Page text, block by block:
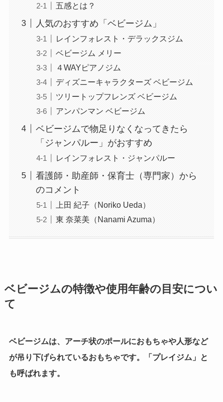
五感とは？
人気のおすすめ「ベビージム」
レインフォレスト・デラックスジム
ベビージム メリー
４WAYピアノジム
ディズニーキャラクターズ ベビージム
ツリートップフレンズ ベビージム
アンパンマン ベビージム
ベビージムで物足りなくなってきたら
「ジャンパルー」がおすすめ
レインフォレスト・ジャンパルー
看護師・助産師・保育士（専門家）から
のコメント
上田 紀子（Noriko Ueda）
東 奈菜美（Nanami Azuma）
ベビージムの特徴や使用年齢の目安につい
て
ベビージムは、アーチ状のポールにおもちゃや人形など
が吊り下げられているおもちゃです。
「 プレイジム」と
も呼ばれます。